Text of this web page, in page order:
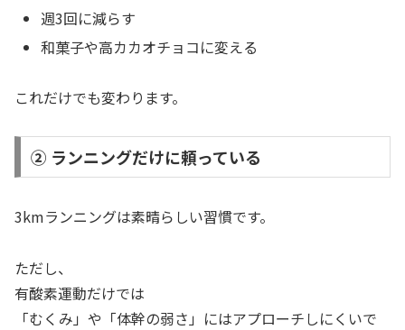
週3回に減らす
和菓子や高カカオチョコに変える
これだけでも変わります。
② ランニングだけに頼っている
3kmランニングは素晴らしい習慣です。
ただし、
有酸素運動だけでは
「むくみ」や「体幹の弱さ」にはアプローチしにくいで